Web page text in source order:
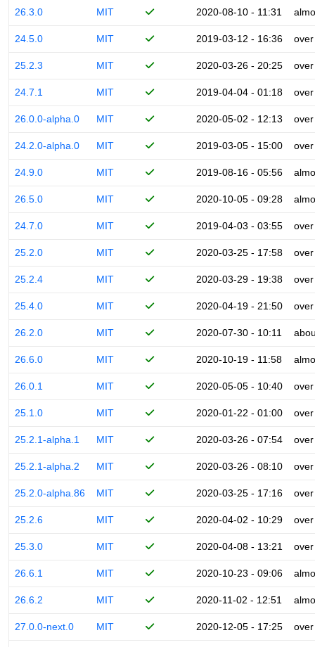
26.3.0 MIT 2020-08-10 - 11:31
24.5.0 MIT 2019-03-12 - 16:36
25.2.3 MIT 2020-03-26 - 20:25
24.7.1 MIT 2019-04-04 - 01:18
26.0.0-alpha.0 MIT 2020-05-02 - 12:13
24.2.0-alpha.0 MIT 2019-03-05 - 15:00
24.9.0 MIT 2019-08-16 - 05:56
26.5.0 MIT 2020-10-05 - 09:28
24.7.0 MIT 2019-04-03 - 03:55
25.2.0 MIT 2020-03-25 - 17:58
25.2.4 MIT 2020-03-29 - 19:38
25.4.0 MIT 2020-04-19 - 21:50
26.2.0 MIT 2020-07-30 - 10:11
26.6.0 MIT 2020-10-19 - 11:58
26.0.1 MIT 2020-05-05 - 10:40
25.1.0 MIT 2020-01-22 - 01:00
25.2.1-alpha.1 MIT 2020-03-26 - 07:54
25.2.1-alpha.2 MIT 2020-03-26 - 08:10
25.2.0-alpha.86 MIT 2020-03-25 - 17:16
25.2.6 MIT 2020-04-02 - 10:29
25.3.0 MIT 2020-04-08 - 13:21
26.6.1 MIT 2020-10-23 - 09:06
26.6.2 MIT 2020-11-02 - 12:51
27.0.0-next.0 MIT 2020-12-05 - 17:25